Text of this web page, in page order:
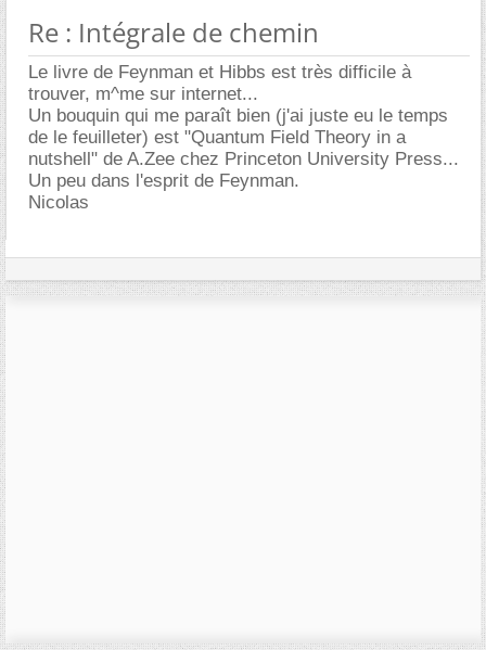
Re : Intégrale de chemin
Le livre de Feynman et Hibbs est très difficile à
trouver, m^me sur internet...
Un bouquin qui me paraît bien (j'ai juste eu le temps
de le feuilleter) est "Quantum Field Theory in a
nutshell" de A.Zee chez Princeton University Press...
Un peu dans l'esprit de Feynman.
Nicolas